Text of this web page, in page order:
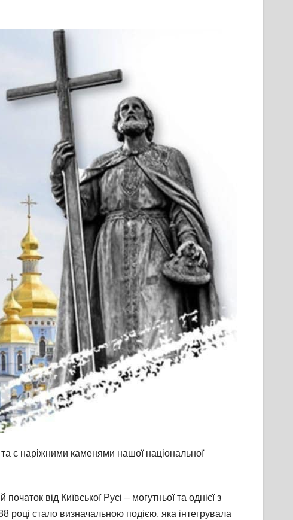
є наріжними каменями нашої національної
від Київської Русі – могутньої та однієї з
стало визначальною подією, яка інтегрувала